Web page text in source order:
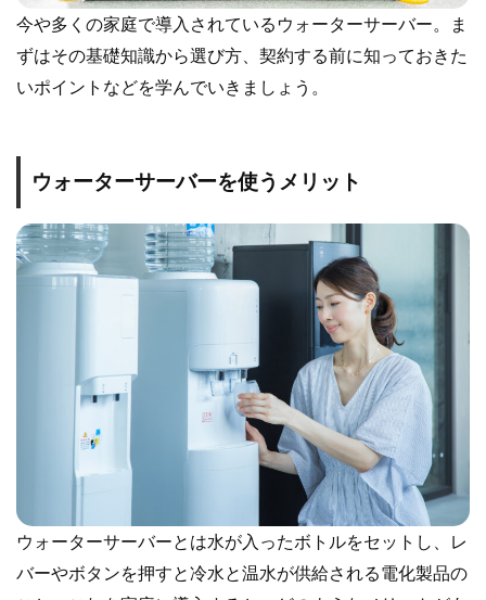
今や多くの家庭で導入されているウォーターサーバー。ま
ずはその基礎知識から選び方、契約する前に知っておきた
いポイントなどを学んでいきましょう。
ウォーターサーバーを使うメリット
ウォーターサーバーとは水が入ったボトルをセットし、レ
バーやボタンを押すと冷水と温水が供給される電化製品の